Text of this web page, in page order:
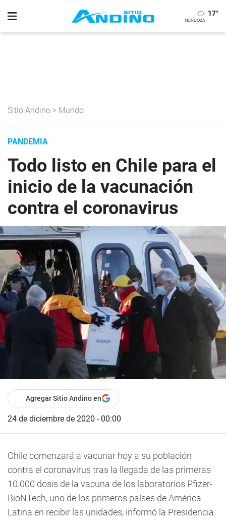
17°
Sitio Andino > Mundo
PANDEMIA
Todo listo en Chile para el
inicio de la vacunación
contra el coronavirus
Agregar Sitio Andino en
24 de diciembre de 2020 - 00:00
Chile comenzará a vacunar hoy a su población
contra el coronavirus tras la llegada de las primeras
10.000 dosis de la vacuna de los laboratorios Pfizer-
BioNTech, uno de los primeros países de América
Latina en recibir las unidades, informó la Presidencia.